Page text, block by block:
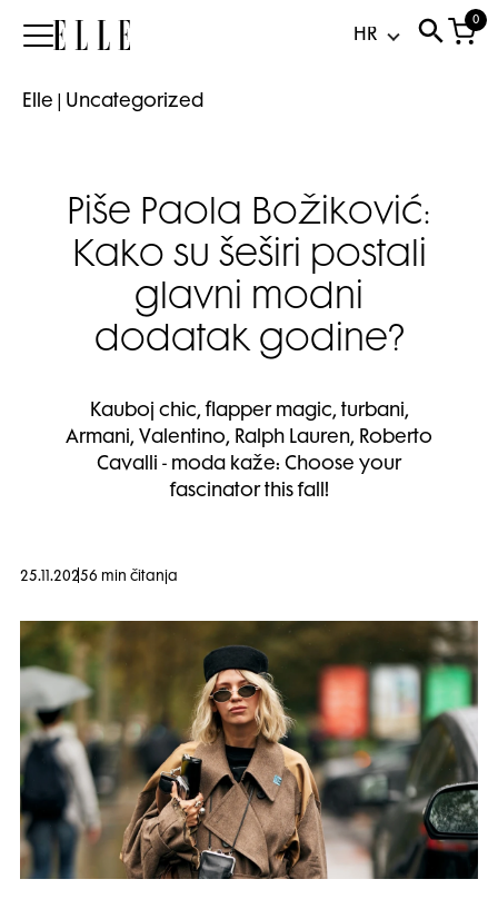
Elle
0
Elle Uncategorized
Piše Paola Božiković:
Kako su šeširi postali
glavni modni
dodatak godine?
Kauboj chic, flapper magic, turbani,
Armani, Valentino, Ralph Lauren, Roberto
Cavalli - moda kaže: Choose your
fascinator this fall!
25.11.20256 min čitanja